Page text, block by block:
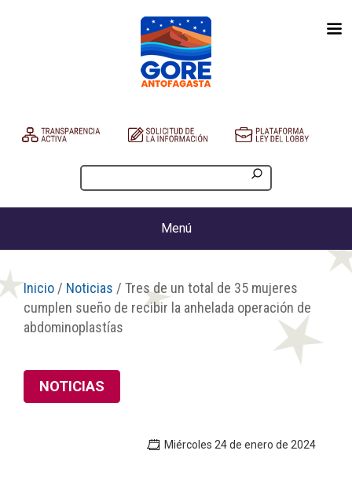
Menú
Inicio / Noticias / Tres de un total de 35 mujeres
cumplen sueño de recibir la anhelada operación de
abdominoplastías
NOTICIAS
Miércoles 24 de enero de 2024